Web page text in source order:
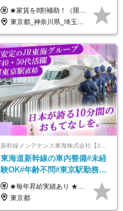
可/全国募集/家賃8割を会社が
負担/賞与年2回
★家賃を8割補助！（限度額は地域により異なる） ※転勤による引っ越しが発生する場合 ＝＝＝＝＝＝＝＝＝＝＝＝＝＝＝＝＝＝＝＝＝＝＝ 例えば、家賃7.5万円なら6万円は会社で負担。 あなたが支払うのは、たったの1.5万円です！ 年間では自己負担額が約72万ほどお得になります！ ＝＝＝＝＝＝＝＝＝＝＝＝＝＝＝＝＝＝＝＝＝＝＝ 月給22万8,700円～26万3,100円＋賞与年2回（初回の支給は当社規定による）＋残業手当 ＜実際の給与例＞ *24歳:月給23万4,700円＋賞与年2回（初回の支給は当社規定による）＋残業手当＋諸手当 ※上記はあくまで参考月給です。ご経歴・年齢を考慮し、当社規定により決定します ※評価により昇給あり ※残業代は別途支給あり ※試用期間2ヶ月あり（期間中の給与・待遇に差異はありません） 【実在する社員の年収モデル】 年収530万円（30歳） 年収820万円（40歳） 【入社時の想定年収】 330万円～900万円
東京都_神奈川県_埼玉県_千葉県_大阪府_愛知県_北海道_青森県_宮城県_秋田県_山形県_茨城県_群馬県_新潟県_長野県_富山県_静岡県_三重県_兵庫県_京都府_広島県_岡山県_鳥取県_山口県_徳島県_香川県_愛媛県_福岡県_熊本県_佐賀県_長崎県_大分県_宮崎県_鹿児島県
東海道新幹線の車内整備#未経
験OK#年齢不問#東京駅勤務
#59歳まで正社員登用可＆登用
実績多数！
★毎年昇給実績あり ★入社3年で430万円も可(正社員登用された場合) ■入社時月収例：25万2840円(1万2040円×21日)＋賞与支給実績有（年2回・2025年度） 日給1万2040円 ※別途「超過勤務手当、祝繁手当、特殊手当」の支給有 ※試用期間中（2ヶ月）の待遇・雇用形態に差異はございません
東京都